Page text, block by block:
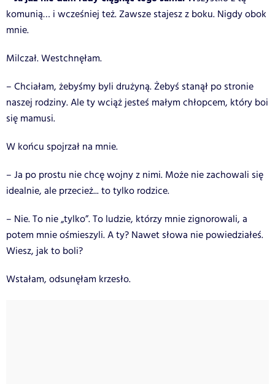
komunią… i wcześniej też. Zawsze stajesz z boku. Nigdy obok
mnie.
Milczał. Westchnęłam.
– Chciałam, żebyśmy byli drużyną. Żebyś stanął po stronie
naszej rodziny. Ale ty wciąż jesteś małym chłopcem, który boi
się mamusi.
W końcu spojrzał na mnie.
– Ja po prostu nie chcę wojny z nimi. Może nie zachowali się
idealnie, ale przecież... to tylko rodzice.
– Nie. To nie „tylko”. To ludzie, którzy mnie zignorowali, a
potem mnie ośmieszyli. A ty? Nawet słowa nie powiedziałeś.
Wiesz, jak to boli?
Wstałam, odsunęłam krzesło.